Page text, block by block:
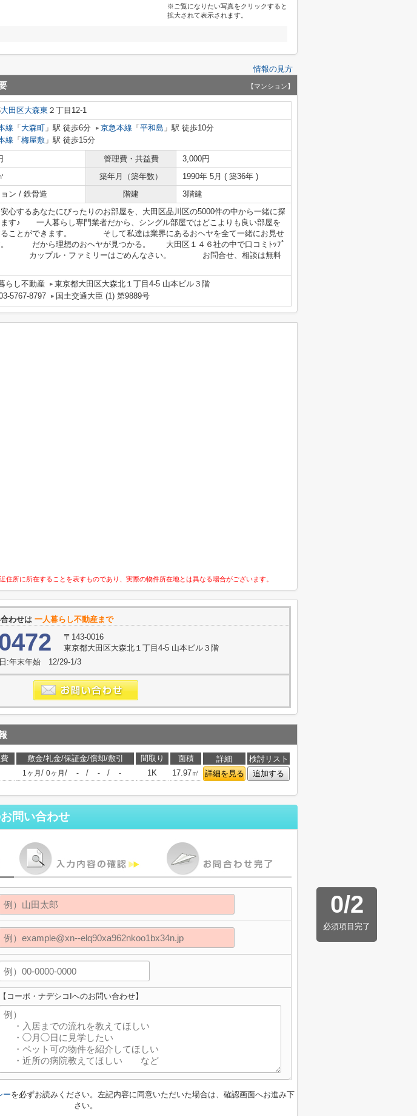
※ご覧になりたい写真をクリックすると
拡大されて表示されます。
情報の見方
【マンション】
大田区大森東 ２丁目12-1
線 「 大森町 」駅 徒歩6分 京急本線 「 平和島 」駅 徒歩10分
線 「 梅屋敷 」駅 徒歩15分
管理費・共益費
3,000円
築年月（築年数）
1990年 5月 ( 築36年 )
ン / 鉄骨造 階建 3階建
心するあなたにぴったりのお部屋を、大田区品川区の5000件の中から一緒に探
ます♪ 一人暮らし専門業者だから、シングル部屋ではどこよりも良い部屋を
ることができます。 そして私達は業界にあるおヘヤを全て一緒にお見せ
。 だから理想のおヘヤが見つかる。 大田区１４６社の中で口コミﾄｯﾌﾟ
カップル・ファミリーはごめんなさい。 お問合せ、相談は無料
らし不動産
東京都大田区大森北１丁目4-5 山本ビル３階
5767-8797
国土交通大臣 (1) 第9889号
所に所在することを表すものであり、実際の物件所在地とは異なる場合がございます。
わせは 一人暮らし不動産まで
〒143-0016
東京都大田区大森北１丁目4-5 山本ビル３階
:年末年始 12/29-1/3
敷金/礼金/保証金/償却/敷引 間取り 面積 詳細
検討リスト
1ヶ月 / 0ヶ月 / - / - / - 1K 17.97㎡ 詳細を見る 追加する
問い合わせ
0/2
必須項目完了
【コーポ・ナデシコIへのお問い合わせ】
ーを必ずお読みください。左記内容に同意いただいた場合は、確認画面へお進み下
さい。